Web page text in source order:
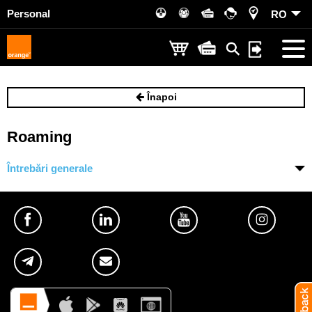
Personal RO
Înapoi
Roaming
Întrebări generale